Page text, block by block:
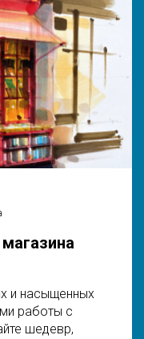
и насыщенных
работы с
шедевр,